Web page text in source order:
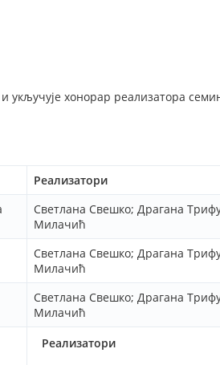
укључује хонорар реализатора
Реализатори
Реализатори
Светлана Свешко; Драгана
Милачић
Светлана Свешко; Драгана
Милачић
Светлана Свешко; Драгана
Милачић